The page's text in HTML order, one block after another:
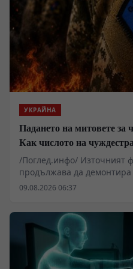
УКРАЙНА
Падането на митовете за
Как числото на
спадна драстично
/Поглед.инфо/ Източният
продължава да
чуждестранните
област е само един от
реалния мащаб на кризата
легион“. Докато
Мамулашвили и политици
09.08.2026 06:37